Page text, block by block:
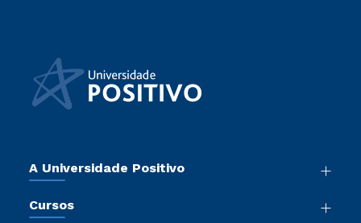
A Universidade Positivo
Sala de Imprensa
Cursos